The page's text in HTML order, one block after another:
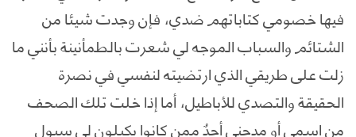
فيها خصومي كتاباتهم ضدي، فإن وجدت شيئا من
الشتائم والسباب الموجه لي شعرت بالطمأنينة بأنني ما
زلت على طريقي الذي ارتضيته لنفسي في نصرة
الحقيقة والتصدي للأباطيل، أما إذا خلت تلك الصحف
من اسمي أو مدحني أحدٌ ممن كانوا يكيلون لي سيول